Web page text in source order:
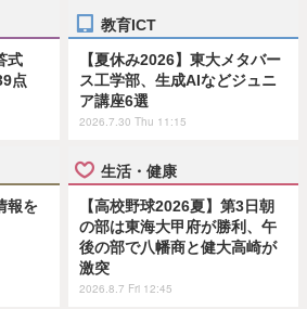
式
点
教育ICT
【夏休み2026】東大メタバー
ス工学部、生成AIなどジュニ
ア講座6選
2026.7.30 Thu 11:15
報を
生活・健康
【高校野球2026夏】第3日朝
の部は東海大甲府が勝利、午
後の部で八幡商と健大高崎が
激突
2026.8.7 Fri 12:45